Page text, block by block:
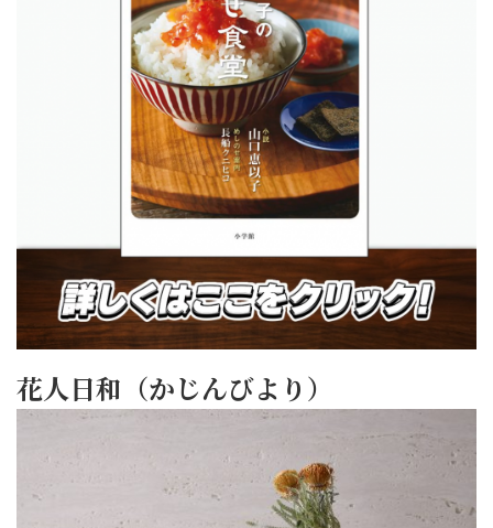
花人日和（かじんびより）